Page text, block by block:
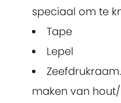
speciaal om te
Tape
Lepel
maken van